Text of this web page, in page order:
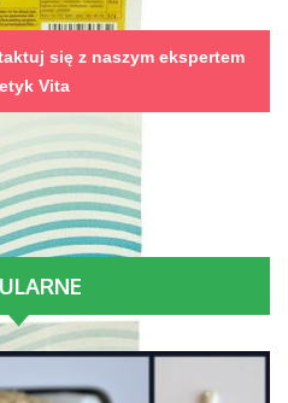
się z naszym ekspertem
Vita